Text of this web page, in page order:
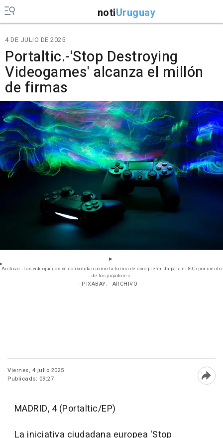
notiUruguay
4 DE JULIO DE 2025
Portaltic.-'Stop Destroying
Videogames' alcanza el millón
de firmas
Archivo - Los videojuegos se consolidan como la forma de ocio preferida para el 80,5 por ciento
de los jugadores.
- PIXABAY. - ARCHIVO
Viernes, 4 julio 2025
Publicado: 09:27
MADRID, 4 (Portaltic/EP)
La iniciativa ciudadana europea 'Stop